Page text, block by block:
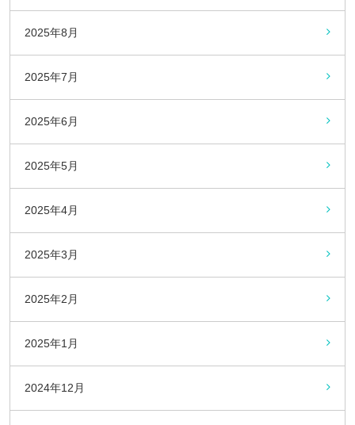
2025年8月
2025年7月
2025年6月
2025年5月
2025年4月
2025年3月
2025年2月
2025年1月
2024年12月